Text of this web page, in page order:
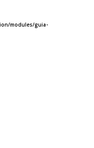
modules/guia-